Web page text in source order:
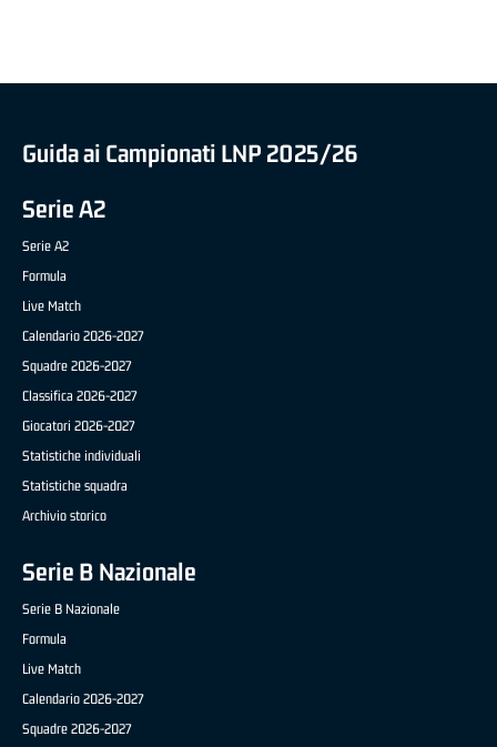
Guida ai Campionati LNP 2025/26
Serie A2
Serie A2
Formula
Live Match
Calendario 2026-2027
Squadre 2026-2027
Classifica 2026-2027
Giocatori 2026-2027
Statistiche individuali
Statistiche squadra
Archivio storico
Serie B Nazionale
Serie B Nazionale
Formula
Live Match
Calendario 2026-2027
Squadre 2026-2027